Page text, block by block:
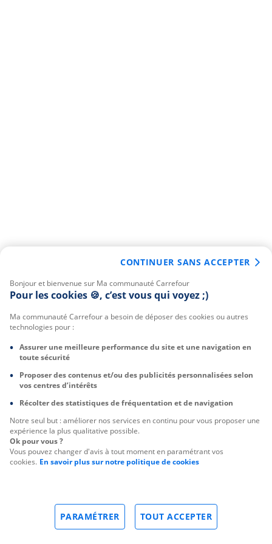
Bonjour et bienvenue sur Ma communauté Carrefour
Pour les cookies 🍪, c’est vous qui voyez ;)
Ma communauté Carrefour a besoin de déposer des cookies ou autres
technologies pour :
Assurer une meilleure performance du site et une navigation en
toute sécurité
Proposer des contenus et/ou des publicités personnalisées selon
vos centres d’intérêts
Récolter des statistiques de fréquentation et de navigation
Notre seul but : améliorer nos services en continu pour vous proposer une
expérience la plus qualitative possible.
Ok pour vous ?
Vous pouvez changer d'avis à tout moment en paramétrant vos
cookies. En savoir plus sur notre politique de cookies
TOUT ACCEPTER
PARAMÉTRER
CONTINUER SANS ACCEPTER